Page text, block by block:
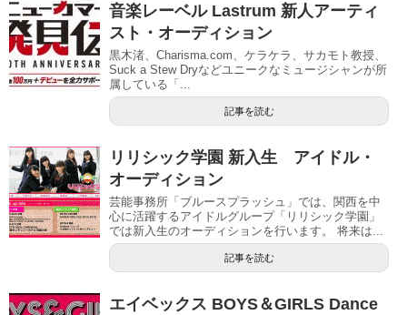
音楽レーベル Lastrum 新人アーティ
スト・オーディション
黒木渚、Charisma.com、ケラケラ、サカモト教授、
Suck a Stew Dryなどユニークなミュージシャンが所
属している「...
記事を読む
リリシック学園 新入生 アイドル・
オーディション
芸能事務所「ブルースプラッシュ」では、関西を中
心に活躍するアイドルグループ「リリシック学園」
では新入生のオーディションを行います。 将来は...
記事を読む
エイベックス BOYS＆GIRLS Dance